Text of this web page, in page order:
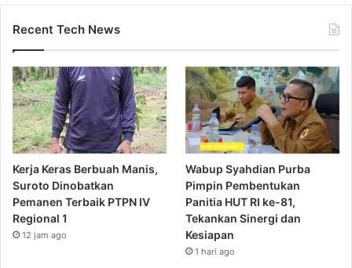
Recent Tech News
Kerja Keras Berbuah Manis,
Suroto Dinobatkan
Pemanen Terbaik PTPN IV
Regional 1
12 jam ago
Wabup Syahdian Purba
Pimpin Pembentukan
Panitia HUT RI ke-81,
Tekankan Sinergi dan
Kesiapan
1 hari ago